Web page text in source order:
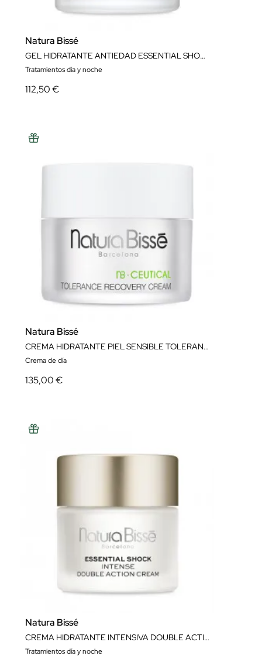
Natura Bissé
GEL HIDRATANTE ANTIEDAD ESSENTIAL SHOCK INTENSE GEL CREAM 75 ML NATURA BISSÉ
Tratamientos día y noche
112,50 €
Natura Bissé
CREMA HIDRATANTE PIEL SENSIBLE TOLERANCE RECOVERY CREAM 50 ML NATURA BISSÉ
Crema de día
135,00 €
Natura Bissé
CREMA HIDRATANTE INTENSIVA DOUBLE ACTION HYDRO PROTECTIVE CREAM 75 ML NATURA BISSÉ
Tratamientos día y noche